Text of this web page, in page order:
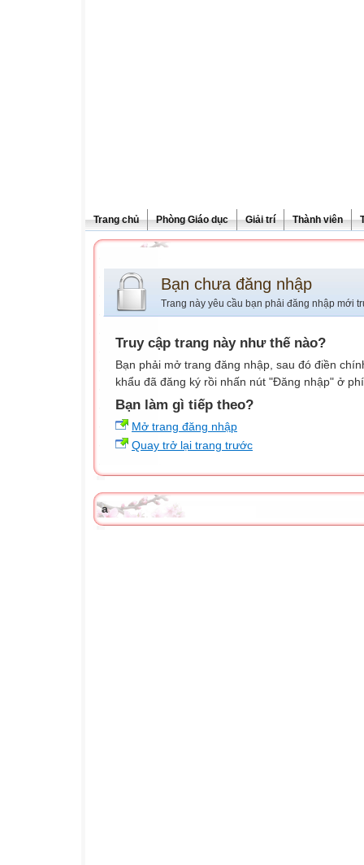
Trang chủ Phòng Giáo dục Giải trí Thành viên
Bạn chưa đăng nhập
Trang này yêu cầu bạn phải đăng nhập mới
Truy cập trang này như thế nào?
Bạn phải mở trang đăng nhập, sau đó điền
khẩu đã đăng ký rồi nhấn nút "Đăng nhập" ở
Bạn làm gì tiếp theo?
Mở trang đăng nhập
Quay trở lại trang trước
a